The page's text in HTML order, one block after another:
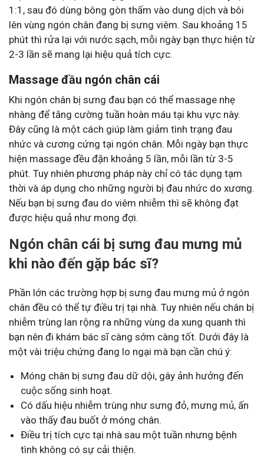
1:1, sau đó dùng bông gòn thấm vào dung dịch và bôi
lên vùng ngón chân đang bị sưng viêm. Sau khoảng 15
phút thì rửa lại với nước sạch, mỗi ngày bạn thực hiện từ
2-3 lần sẽ mang lại hiệu quả tích cực.
Massage đầu ngón chân cái
Khi ngón chân bị sưng đau bạn có thể massage nhẹ
nhàng để tăng cường tuần hoàn máu tại khu vực này.
Đây cũng là một cách giúp làm giảm tình trạng đau
nhức và cương cứng tại ngón chân. Mỗi ngày bạn thực
hiện massage đều đặn khoảng 5 lần, mỗi lần từ 3-5
phút. Tuy nhiên phương pháp này chỉ có tác dụng tạm
thời và áp dụng cho những người bị đau nhức do xương.
Nếu bạn bị sưng đau do viêm nhiễm thì sẽ không đạt
được hiệu quả như mong đợi.
Ngón chân cái bị sưng đau mưng mủ
khi nào đến gặp bác sĩ?
Phần lớn các trường hợp bị sưng đau mưng mủ ở ngón
chân đều có thể tự điều trị tại nhà. Tuy nhiên nếu chân bị
nhiễm trùng lan rộng ra những vùng da xung quanh thì
bạn nên đi khám bác sĩ càng sớm càng tốt. Dưới đây là
một vài triệu chứng đang lo ngại mà bạn cần chú ý:
Móng chân bị sưng đau dữ dội, gây ảnh hưởng đến
cuộc sống sinh hoạt.
Có dấu hiệu nhiễm trùng như sưng đỏ, mưng mủ, ấn
vào thấy đau buốt ở móng chân.
Điều trị tích cực tại nhà sau một tuần nhưng bệnh
tình không có sự cải thiện.